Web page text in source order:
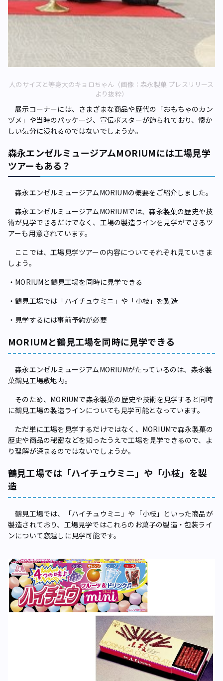
人のサイズと等身大のキョロちゃん（画像：森永製菓 プレスリリース
より抜粋）
展示コーナーには、さまざまな商品や歴代の「おもちゃのカン
ヅメ」や当時のパッケージ、宣伝ポスターが飾られており、懐か
しい気分に浸れるのではないでしょうか。
森永エンゼルミュージアムMORIUMには工場見学
ツアーもある？
森永エンゼルミュージアムMORIUMの概要をご紹介しました。
森永エンゼルミュージアムMORIUMでは、森永製菓の歴史や技
術が見学できるだけでなく、工場の製造ラインを見学ができるツ
アーも用意されています。
ここでは、工場見学ツアーの内容についてそれぞれ見ていきま
しょう。
・MORIUMと鶴見工場を同時に見学できる
・鶴見工場では「ハイチュウミニ」や「小枝」を製造
・見学するには事前予約が必要
MORIUMと鶴見工場を同時に見学できる
森永エンゼルミュージアムMORIUMがたっているのは、森永製
菓鶴見工場敷地内。
そのため、MORIUMで森永製菓の歴史や技術を見学すると同時
に鶴見工場の製造ラインについても見学可能となっています。
ただ単に工場を見学するだけではなく、MORIUMで森永製菓の
歴史や商品の秘密などを知ったうえで工場を見学できるので、よ
り理解が深まるのではないでしょうか。
鶴見工場では「ハイチュウミニ」や「小枝」を製
造
鶴見工場では、「ハイチュウミニ」や「小枝」といった商品が
製造されており、工場見学ではこれらのお菓子の製造・包装ライ
ンについて窓越しに見学可能です。